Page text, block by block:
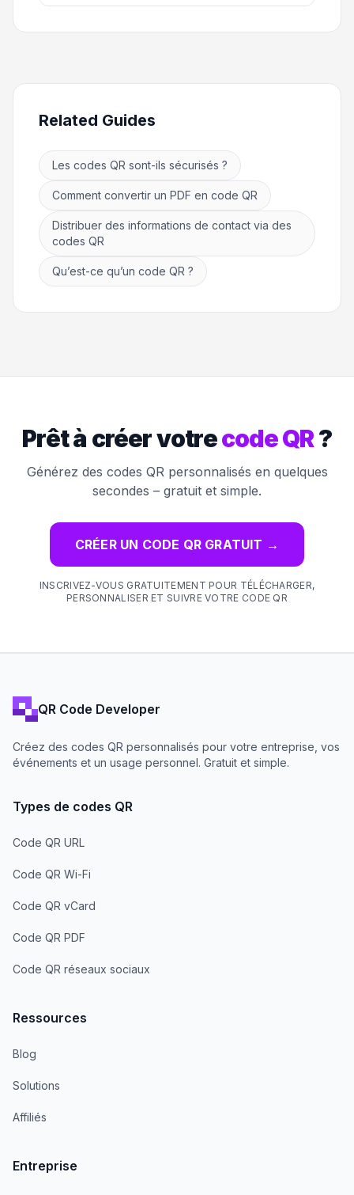
Related Guides
Les codes QR sont-ils sécurisés ?
Comment convertir un PDF en code QR
Distribuer des informations de contact via des
codes QR
Qu’est-ce qu’un code QR ?
Prêt à créer votrecode QR?
Générez des codes QR personnalisés en quelques
secondes – gratuit et simple.
CRÉER UN CODE QR GRATUIT →
INSCRIVEZ-VOUS GRATUITEMENT POUR TÉLÉCHARGER,
PERSONNALISER ET SUIVRE VOTRE CODE QR
QR Code Developer
Créez des codes QR personnalisés pour votre entreprise, vos
événements et un usage personnel. Gratuit et simple.
Types de codes QR
Code QR URL
Code QR Wi-Fi
Code QR vCard
Code QR PDF
Code QR réseaux sociaux
Ressources
Blog
Solutions
Affiliés
Entreprise